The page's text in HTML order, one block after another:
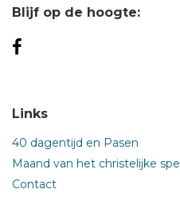
Blijf op de hoogte:
Links
40 dagentijd en Pasen
Maand van het christelijke spel
Contact